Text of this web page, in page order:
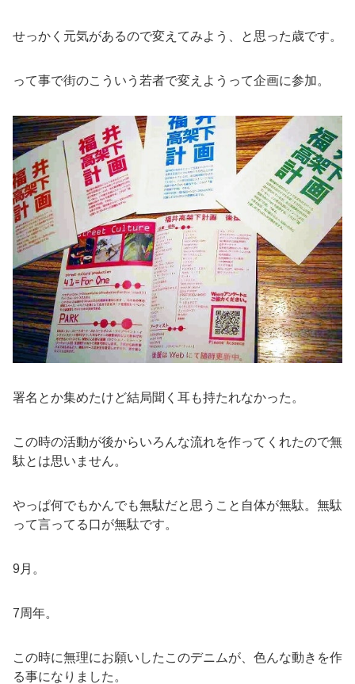
せっかく元気があるので変えてみよう、と思った歳です。
って事で街のこういう若者で変えようって企画に参加。
署名とか集めたけど結局聞く耳も持たれなかった。
この時の活動が後からいろんな流れを作ってくれたので無
駄とは思いません。
やっぱ何でもかんでも無駄だと思うこと自体が無駄。無駄
って言ってる口が無駄です。
9月。
7周年。
この時に無理にお願いしたこのデニムが、色んな動きを作
る事になりました。